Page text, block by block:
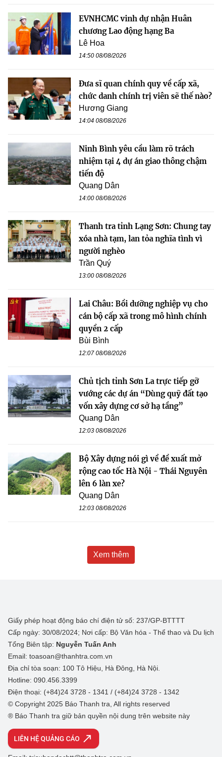
EVNHCMC vinh dự nhận Huân
chương Lao động hạng Ba
Lê Hoa
14:50 08/08/2026
Đưa sĩ quan chính quy về cấp xã,
chức danh chính trị viên sẽ thế nào?
Hương Giang
14:04 08/08/2026
Ninh Bình yêu cầu làm rõ trách
nhiệm tại 4 dự án giao thông chậm
tiến độ
Quang Dân
14:00 08/08/2026
Thanh tra tỉnh Lạng Sơn: Chung tay
xóa nhà tạm, lan tỏa nghĩa tình vì
người nghèo
Trần Quý
13:00 08/08/2026
Lai Châu: Bồi dưỡng nghiệp vụ cho
cán bộ cấp xã trong mô hình chính
quyền 2 cấp
Bùi Bình
12:07 08/08/2026
Chủ tịch tỉnh Sơn La trực tiếp gỡ
vướng các dự án “Dùng quỹ đất tạo
vốn xây dựng cơ sở hạ tầng”
Quang Dân
12:03 08/08/2026
Bộ Xây dựng nói gì về đề xuất mở
rộng cao tốc Hà Nội - Thái Nguyên
lên 6 làn xe?
Quang Dân
12:03 08/08/2026
Xem thêm
Giấy phép hoạt động báo chí điện tử số: 237/GP-BTTTT
Cấp ngày: 30/08/2024; Nơi cấp: Bộ Văn hóa - Thể thao và Du lịch
Tổng Biên tập: Nguyễn Tuấn Anh
Email: toasoan@thanhtra.com.vn
Địa chỉ tòa soạn: 100 Tô Hiệu, Hà Đông, Hà Nội.
Hotline: 090.456.3399
Điện thoại: (+84)24 3728 - 1341 / (+84)24 3728 - 1342
© Copyright 2025 Báo Thanh tra, All rights reserved
® Báo Thanh tra giữ bản quyền nội dung trên website này
LIÊN HỆ QUẢNG CÁO